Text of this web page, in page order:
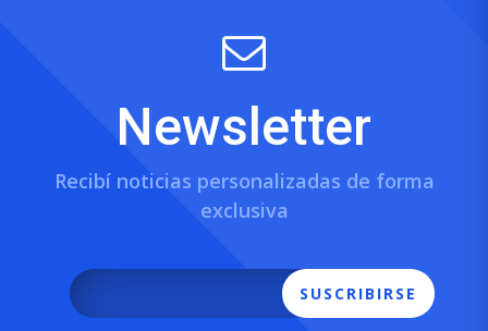
Newsletter
Recibí noticias personalizadas de forma
exclusiva
SUSCRIBIRSE